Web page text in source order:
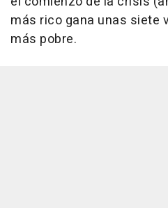
más rico gana unas siete
más pobre.